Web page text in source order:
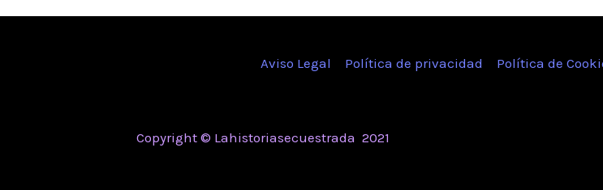
Aviso Legal Política de privacidad Política de
Copyright © Lahistoriasecuestrada 2021